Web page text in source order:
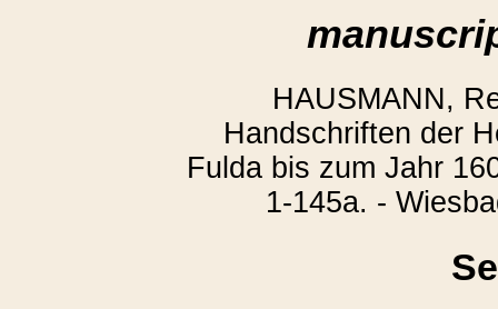
HAUSMANN,
Handschriften der
Fulda bis zum Jahr
1-145a. -